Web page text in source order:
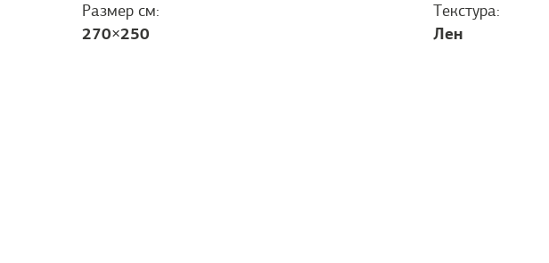
Размер см:
270×250
Текстура:
Лен